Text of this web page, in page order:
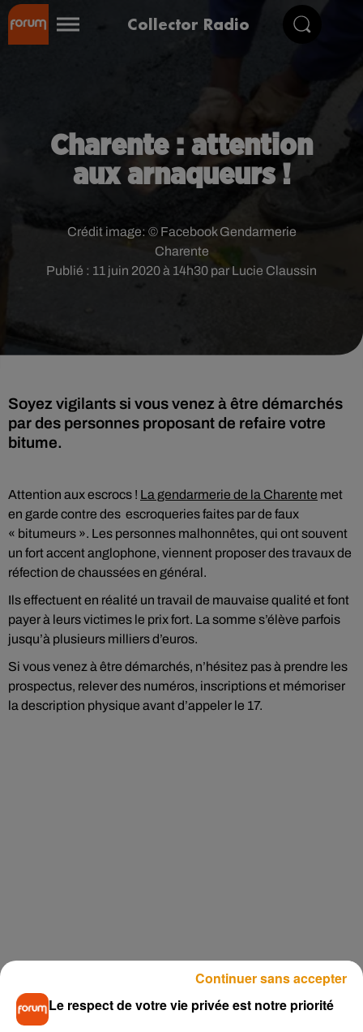
Collector Radio
Charente : attention
aux arnaqueurs !
Publié : 11 juin 2020 à 14h30 par Lucie Claussin
Crédit image: © Facebook Gendarmerie
Charente
Soyez vigilants si vous venez à être démarchés
par des personnes proposant de refaire votre
bitume.
Attention aux escrocs ! La gendarmerie de la Charente met
en garde contre des escroqueries faites par de faux
« bitumeurs ». Les personnes malhonnêtes, qui ont souvent
un fort accent anglophone, viennent proposer des travaux de
réfection de chaussées en général.
Ils effectuent en réalité un travail de mauvaise qualité et font
payer à leurs victimes le prix fort. La somme s’élève parfois
jusqu’à plusieurs milliers d’euros.
Si vous venez à être démarchés, n’hésitez pas à prendre les
prospectus, relever des numéros, inscriptions et mémoriser
la description physique avant d’appeler le 17.
Le respect de votre vie privée est notre priorité
Continuer sans accepter